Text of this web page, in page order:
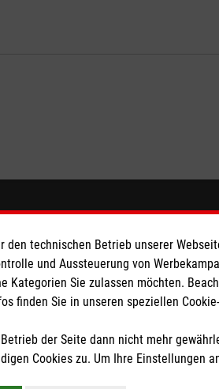
Malteser Hilfsdienst e.V.
Pax-Bank für Kirche und Caritas eG
DE67 3706 0120 1201 2110 14
technischen Betrieb unserer
und Aussteuerung von
Sie zulassen möchten.
finden Sie in unseren speziellen
der Seite dann nicht mehr
Cookies zu. Um Ihre Einstellungen